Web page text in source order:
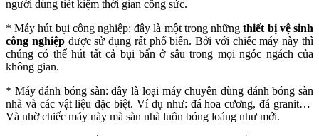
người dùng tiết kiệm thời gian công sức.
* Máy hút bụi công nghiệp: đây là một trong nhữngthiết bị vệ sinh
công nghiệpđược sử dụng rất phổ biến. Bởi với chiếc máy này thì
chúng có thể hút tất cả bụi bẩn ở sâu trong mọi ngóc ngách của
không gian.
* Máy đánh bóng sàn: đây là loại máy chuyên dùng đánh bóng sàn
nhà và các vật liệu đặc biệt. Ví dụ như: đá hoa cương, đá granit…
Và nhờ chiếc máy này mà sàn nhà luôn bóng loáng như mới.